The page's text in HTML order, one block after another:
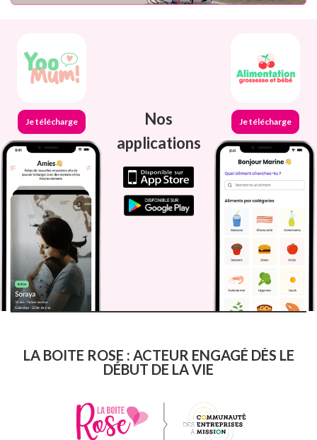
Je télécharge
Nos
applications
Je télécharge
LA BOITE ROSE : ACTEUR ENGAGÉ DÈS LE
DÉBUT DE LA VIE